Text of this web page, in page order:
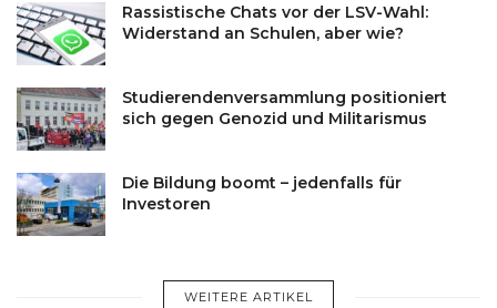
Rassistische Chats vor der LSV-Wahl:
Widerstand an Schulen, aber wie?
Studierendenversammlung positioniert
sich gegen Genozid und Militarismus
Die Bildung boomt – jedenfalls für
Investoren
WEITERE ARTIKEL